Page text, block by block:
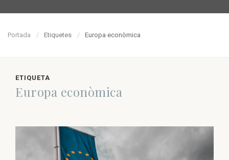
Portada Etiquetes Europa econòmica
ETIQUETA
Europa econòmica